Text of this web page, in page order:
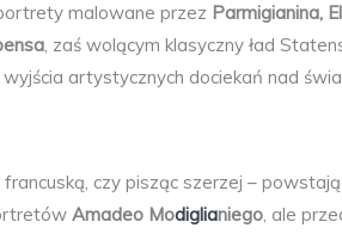
malowane przez Parmigianina,
, zaś wolącym klasyczny ład
artystycznych dociekań nad
czy pisząc szerzej –
Amadeo Modiglianiego, ale